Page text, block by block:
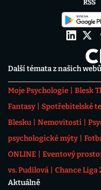
Další témata z našich webů
Moje Psychologie Blesk
Fantasy
Spotřebitelské
Blesku
Nemovitosti
psychologické mýty
ONLINE
Eventový
vs. Pudilová
Chance Liga
Aktuálně
RSS